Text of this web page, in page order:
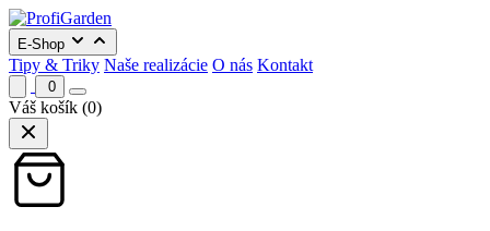
E-Shop
Tipy & Triky Naše realizácie O nás Kontakt
0
Váš košík (0)